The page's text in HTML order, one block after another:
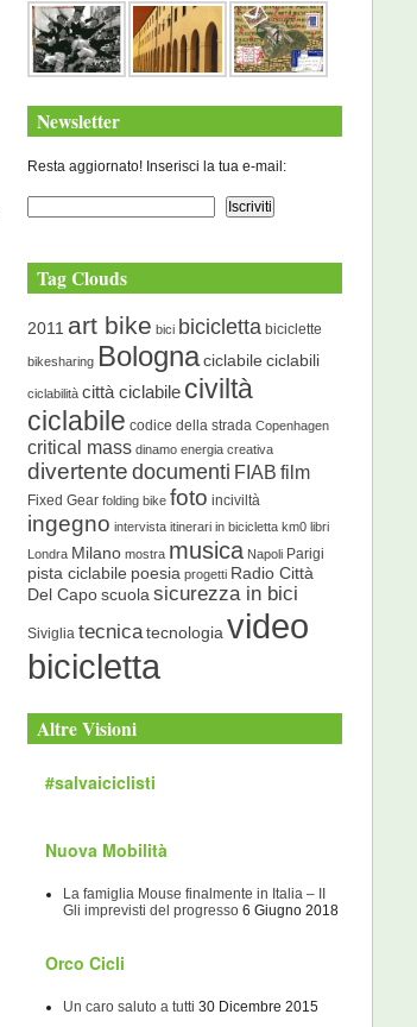
Newsletter
Resta aggiornato! Inserisci la tua e-mail:
Tag Clouds
2011 art bike bici bicicletta biciclette
bikesharing Bolognaciclabile ciclabili
ciclabilità città ciclabile civiltà
ciclabile codice della strada Copenhagen
critical mass dinamo energia creativa
divertentedocumenti FIAB film
Fixed Gear folding bike foto inciviltà
ingegno intervista itinerari in bicicletta km0 libri
Londra Milano mostra musica Napoli Parigi
pista ciclabile poesia progetti Radio Città
Del Capo scuolasicurezza in bici
Siviglia tecnicatecnologiavideo
bicicletta
Altre Visioni
#salvaiciclisti
Nuova Mobilità
La famiglia Mouse finalmente in Italia – II
Gli imprevisti del progresso 6 Giugno 2018
Orco Cicli
Un caro saluto a tutti 30 Dicembre 2015